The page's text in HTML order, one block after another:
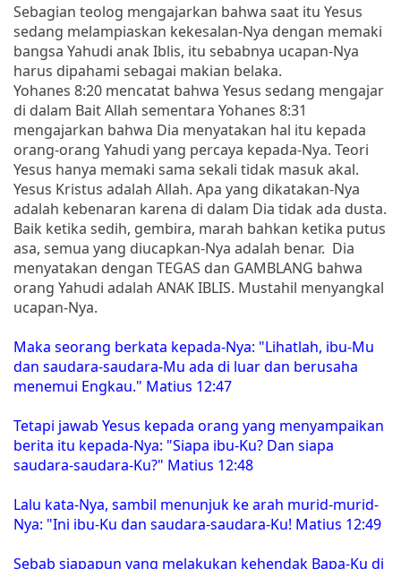
Sebagian teolog mengajarkan bahwa saat itu Yesus
sedang melampiaskan kekesalan-Nya dengan memaki
bangsa Yahudi anak Iblis, itu sebabnya ucapan-Nya
harus dipahami sebagai makian belaka.
Yohanes 8:20 mencatat bahwa Yesus sedang mengajar
di dalam Bait Allah sementara Yohanes 8:31
mengajarkan bahwa Dia menyatakan hal itu kepada
orang-orang Yahudi yang percaya kepada-Nya. Teori
Yesus hanya memaki sama sekali tidak masuk akal.
Yesus Kristus adalah Allah. Apa yang dikatakan-Nya
adalah kebenaran karena di dalam Dia tidak ada dusta.
Baik ketika sedih, gembira, marah bahkan ketika putus
asa, semua yang diucapkan-Nya adalah benar. Dia
menyatakan dengan TEGAS dan GAMBLANG bahwa
orang Yahudi adalah ANAK IBLIS. Mustahil menyangkal
ucapan-Nya.
Maka seorang berkata kepada-Nya: "Lihatlah, ibu-Mu
dan saudara-saudara-Mu ada di luar dan berusaha
menemui Engkau." Matius 12:47
Tetapi jawab Yesus kepada orang yang menyampaikan
berita itu kepada-Nya: "Siapa ibu-Ku? Dan siapa
saudara-saudara-Ku?" Matius 12:48
Lalu kata-Nya, sambil menunjuk ke arah murid-murid-
Nya: "Ini ibu-Ku dan saudara-saudara-Ku! Matius 12:49
Sebab siapapun yang melakukan kehendak Bapa-Ku di